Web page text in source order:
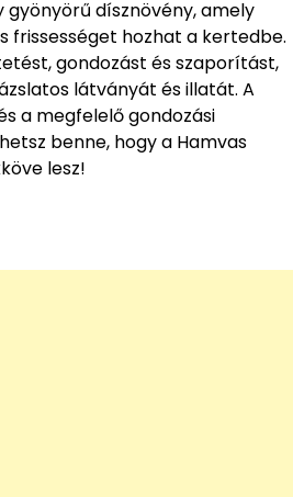
gyönyörű dísznövény, amely
frissességet hozhat a kertedbe.
gondozást és szaporítást,
látványát és illatát. A
a megfelelő gondozási
benne, hogy a Hamvas
lesz!